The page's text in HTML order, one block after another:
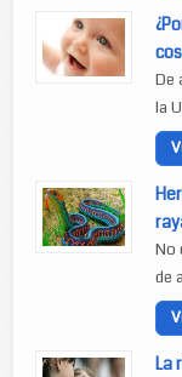
De
la
No
de
La